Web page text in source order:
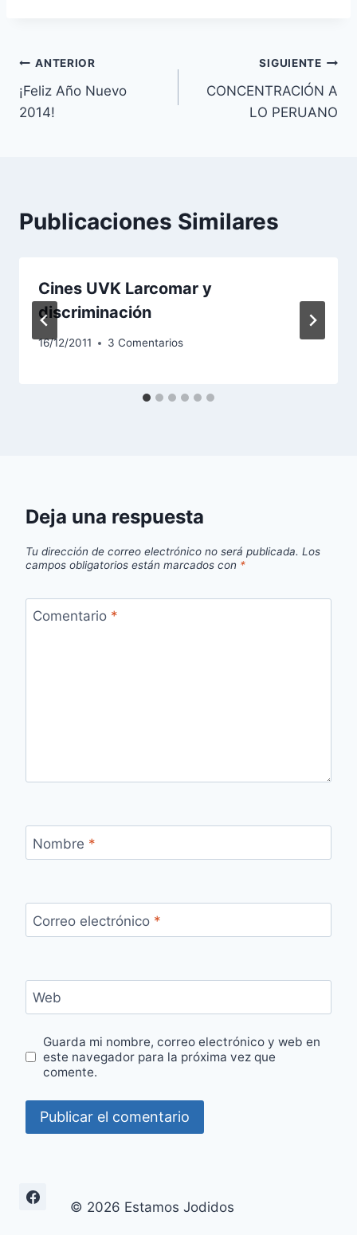
Navegación
de
ANTERIOR
¡Feliz Año Nuevo
2014!
SIGUIENTE
CONCENTRACIÓN A
LO PERUANO
Publicaciones Similares
Cines UVK Larcomar y
discriminación
16/12/2011 3 Comentarios
Deja una respuesta
Tu dirección de correo electrónico no será publicada. Los
campos obligatorios están marcados con *
Comentario *
Nombre *
Correo electrónico *
Web
Guarda mi nombre, correo electrónico y web en
este navegador para la próxima vez que
comente.
© 2026 Estamos Jodidos